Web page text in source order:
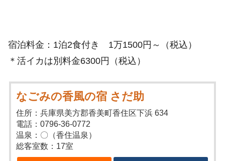
宿泊料金：1泊2食付き 1万1500円～（税込）
＊活イカは別料金6300円（税込）
なごみの香風の宿 さだ助
住所：兵庫県美方郡香美町香住区下浜 634
電話：0796-36-0772
温泉：〇（香住温泉）
総客室数：17室